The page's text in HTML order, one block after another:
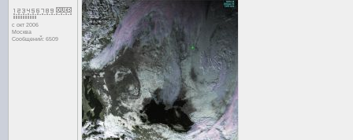
с окт 2006
Москва
Сообщений: 6509